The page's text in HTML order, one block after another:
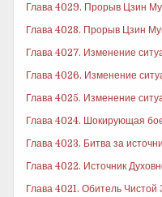
Глава 4029. Прорыв Цзин
Глава 4028. Прорыв Цзин
Глава 4027. Изменение
Глава 4026. Изменение
Глава 4025. Изменение
Глава 4024. Шокирующая
Глава 4023. Битва за
Глава 4022. Источник
Глава 4021. Обитель Чистой